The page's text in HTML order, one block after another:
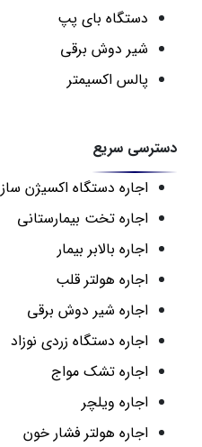
دستگاه بای پپ
شیر دوش برقی
پالس اکسیمتر
دسترسی سریع
اجاره دستگاه اکسیژن ساز
اجاره تخت بیمارستانی
اجاره بالابر بیمار
اجاره هولتر قلب
اجاره شیر دوش برقی
اجاره دستگاه زردی نوزاد
اجاره تشک مواج
اجاره ویلچر
اجاره هولتر فشار خون